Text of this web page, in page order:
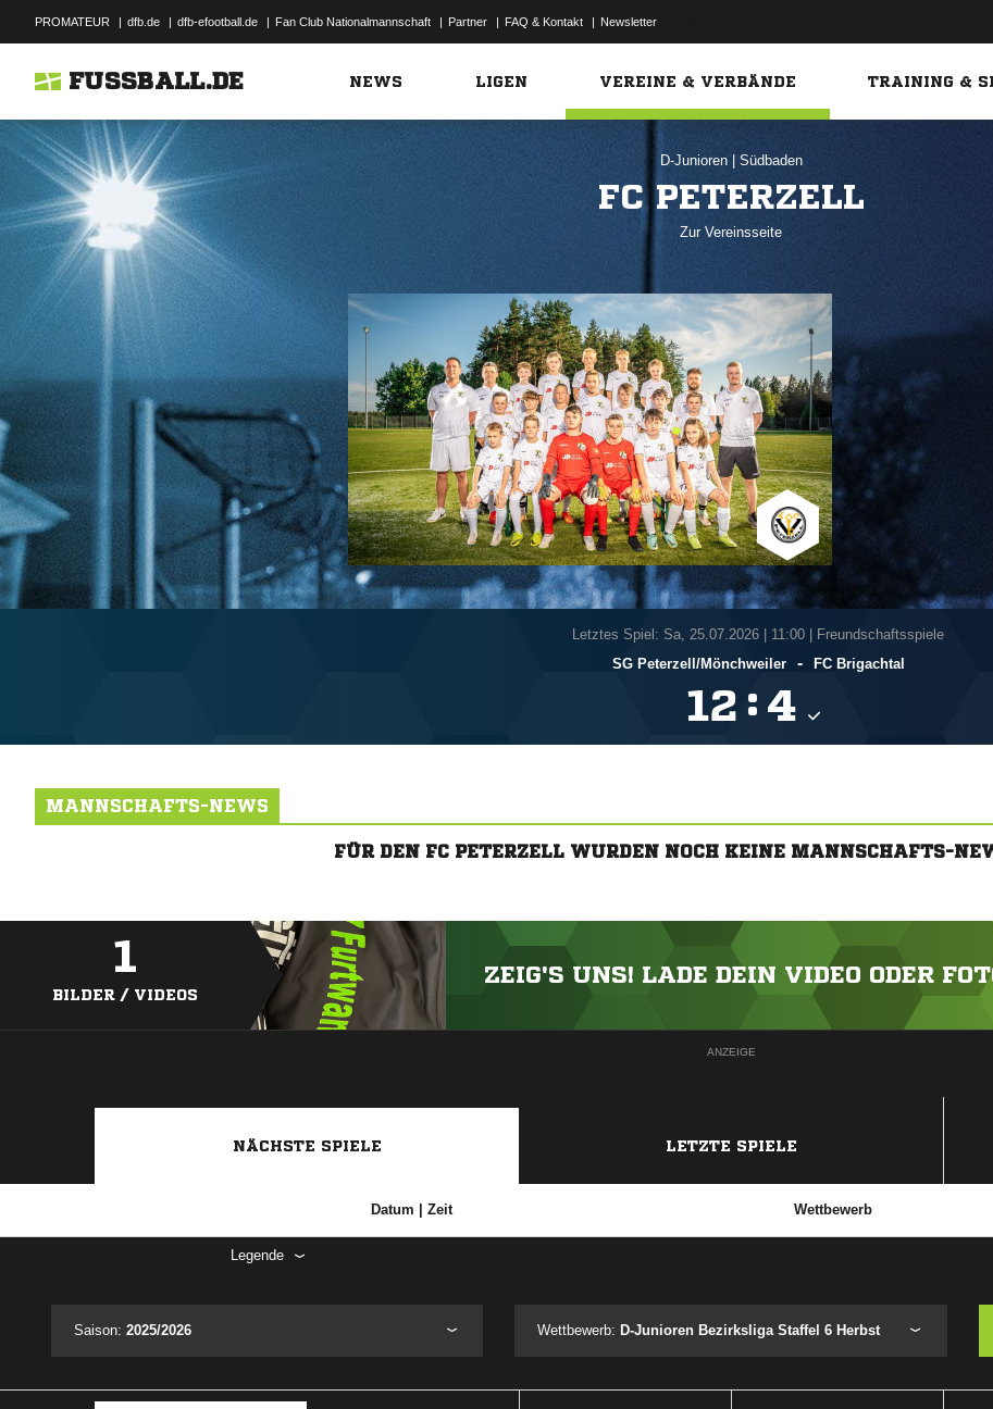
PROMATEUR | dfb.de | dfb-efootball.de | Fan Club Nationalmannschaft | Partner | FAQ & Kontakt | Newsletter
FUSSBALL.DE NEWS LIGEN VEREINE & VERBÄNDE TRAINING &
D-Junioren Südbaden
FC PETERZELL
Zur Vereinsseite
Letztes Spiel: Sa, 25.07.2026
11:00 | Freundschaftsspiele
SG Peterzell/​Mönchweiler
- FC Brigachtal
 : 
MANNSCHAFTS-NEWS
FÜR DEN FC PETERZELL WURDEN NOCH KEINE MANNSCHAFTS-
1
BILDER / VIDEOS
ZEIG'S UNS! LADE DEIN VIDEO ODER
ANZEIGE
NÄCHSTE SPIELE LETZTE SPIELE
Datum | Zeit Wettbewerb
Legende
Saison: 2025/2026 Wettbewerb: D-Junioren Bezirksliga Staffel 6 Herbst